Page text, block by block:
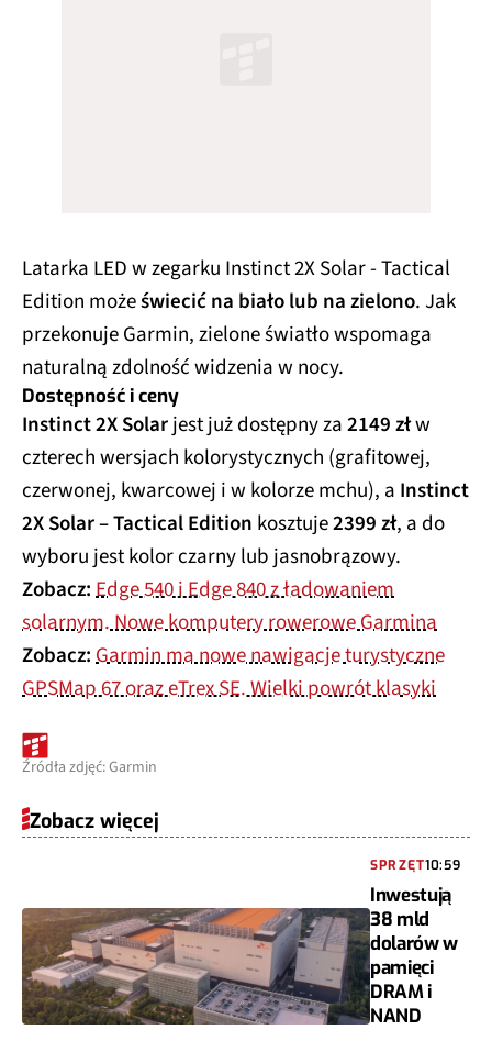
Latarka LED w zegarku Instinct 2X Solar - Tactical
Edition możeświecić na biało lub na zielono. Jak
przekonuje Garmin, zielone światło wspomaga
naturalną zdolność widzenia w nocy.
Dostępność i ceny
Instinct 2X Solarjest już dostępny za2149 złw
czterech wersjach kolorystycznych (grafitowej,
czerwonej, kwarcowej i w kolorze mchu), a Instinct
2X Solar – Tactical Edition kosztuje2399 zł, a do
wyboru jest kolor czarny lub jasnobrązowy.
Zobacz:Edge 540 i Edge 840 z ładowaniem
solarnym. Nowe komputery rowerowe Garmina
Zobacz:Garmin ma nowe nawigacje turystyczne
GPSMap 67 oraz eTrex SE. Wielki powrót klasyki
Źródła zdjęć: Garmin
Zobacz więcej
SPRZĘT10:59
Inwestują
38 mld
dolarów w
pamięci
DRAM i
NAND